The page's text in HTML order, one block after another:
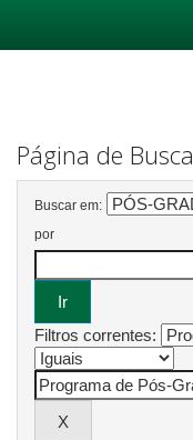
Página de Busca
Buscar em:
por
Filtros correntes: